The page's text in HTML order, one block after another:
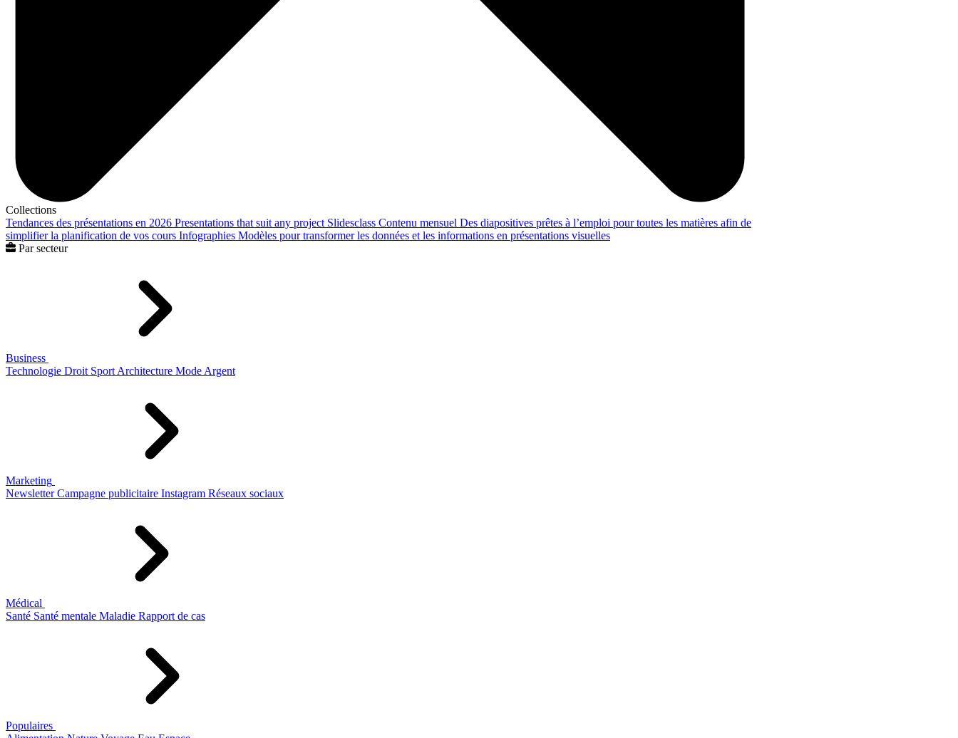
Collections
Tendances des présentations en 2026 Presentations that suit any project Slidesclass Contenu mensuel Des diapositives prêtes à l’emploi pour toutes les matières afin de
simplifier la planification de vos cours Infographies Modèles pour transformer les données et les informations en présentations visuelles
Par secteur
Business
Technologie Droit Sport Architecture Mode Argent
Marketing
Newsletter Campagne publicitaire Instagram Réseaux sociaux
Médical
Santé Santé mentale Maladie Rapport de cas
Populaires